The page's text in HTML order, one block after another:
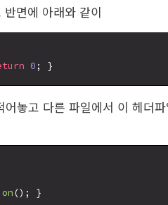
면에 아래와 같이
0
놓고 다른 파일에서 이 헤더